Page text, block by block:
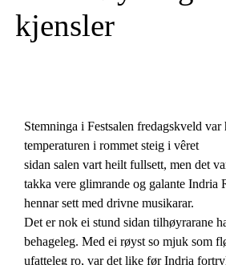
kjensler
Stemninga i Festsalen fredagskveld var
temperaturen i rommet steig i vêret
sidan salen vart heilt fullsett, men det
takka vere glimrande og galante Indria
hennar sett med drivne musikarar.
Det er nok ei stund sidan tilhøyrarane
behageleg. Med ei røyst so mjuk som
ufatteleg ro, var det like før Indria